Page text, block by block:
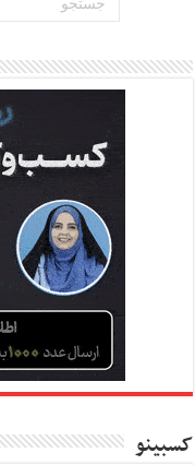
کسبینو